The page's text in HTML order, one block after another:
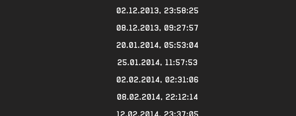
02.12.2013, 23:58:25
08.12.2013, 09:27:57
20.01.2014, 05:53:04
25.01.2014, 11:57:53
02.02.2014, 02:31:06
08.02.2014, 22:12:14